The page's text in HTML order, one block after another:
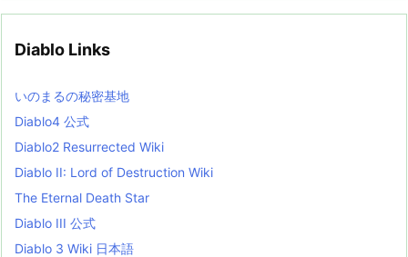
e
i
s
t
Diablo Links
いのまるの秘密基地
Diablo4 公式
Diablo2 Resurrected Wiki
Diablo II: Lord of Destruction Wiki
The Eternal Death Star
Diablo III 公式
Diablo 3 Wiki 日本語